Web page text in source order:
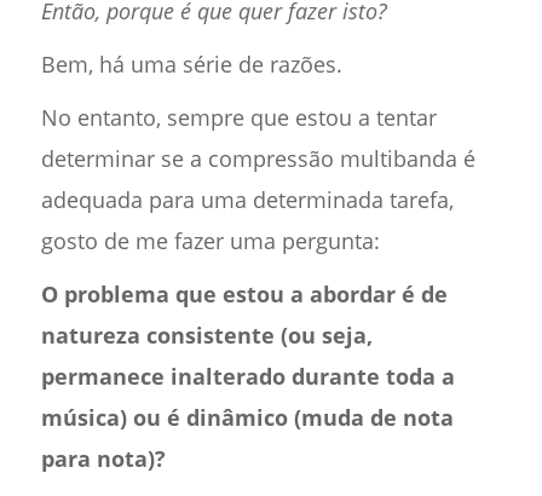
Então, porque é que quer fazer isto?
Bem, há uma série de razões.
No entanto, sempre que estou a tentar
determinar se a compressão multibanda é
adequada para uma determinada tarefa,
gosto de me fazer uma pergunta:
O problema que estou a abordar é de
natureza consistente (ou seja,
permanece inalterado durante toda a
música) ou é dinâmico (muda de nota
para nota)?